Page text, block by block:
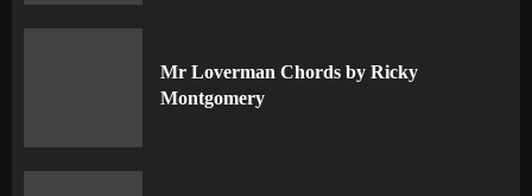
Mr Loverman Chords by Ricky
Montgomery